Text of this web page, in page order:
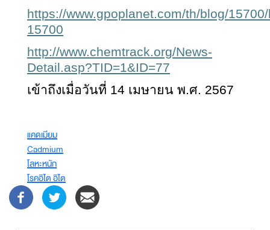
https://www.gpoplanet.com/th/blog/
15700
http://www.chemtrack.org/News-
Detail.asp?TID=1&ID=77
เข้าถึงเมื่อวันที่ 14 เมษายน พ.ศ. 2567
แคดเมียม
Cadmium
โลหะหนัก
โรคอิไต อิไต